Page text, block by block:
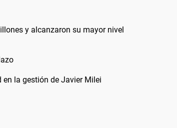
y alcanzaron su mayor nivel
en la gestión de Javier Milei